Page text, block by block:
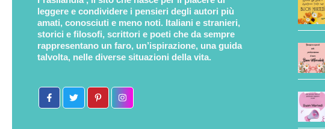
leggere e condividere i pensieri degli autori più
amati, conosciuti e meno noti. Italiani e stranieri,
storici e filosofi, scrittori e poeti che da sempre
rappresentano un faro, un’ispirazione, una guida
talvolta, nelle diverse situazioni della vita.